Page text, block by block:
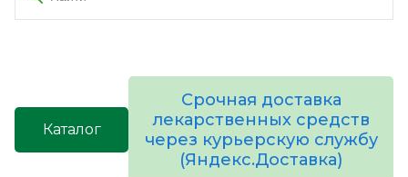
Каталог
Срочная доставка
лекарственных средств
через курьерскую службу
(Яндекс.Доставка)